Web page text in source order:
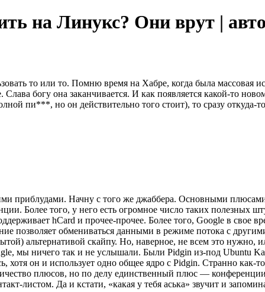
на Линукс? Они врут |
то или то. Помню время на Хабре, когда была массовая
богу она заканчивается. И как появляется какой-то
пи***, но он действительно того стоит), то сразу откуда-
приблудами. Начну с того же джаббера. Основными плюсами
Более того, у него есть огромное число таких полезных
hCard и прочее-прочее. Более того, Google в свое
позволяет обмениваться данными в режиме потока с
альтернативой скайпу. Но, наверное, не всем это нужно,
мы ничего так и не услышали. Были Pidgin из-под
хотя он и использует одно общее ядро с Pidgin. Странно
плюсов, но по делу единственный плюс —
листом. Да и кстати, «какая у тебя аська» звучит и